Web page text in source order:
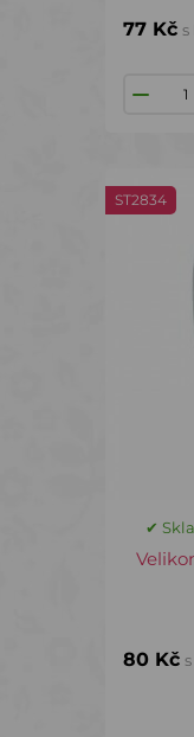
77 Kč s
ST2834
✔
80 Kč